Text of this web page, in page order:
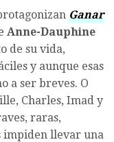
Ganar
Anne-Dauphine
de su vida,
y aunque esas
a ser breves. O
Charles, Imad y
raras,
impiden llevar una